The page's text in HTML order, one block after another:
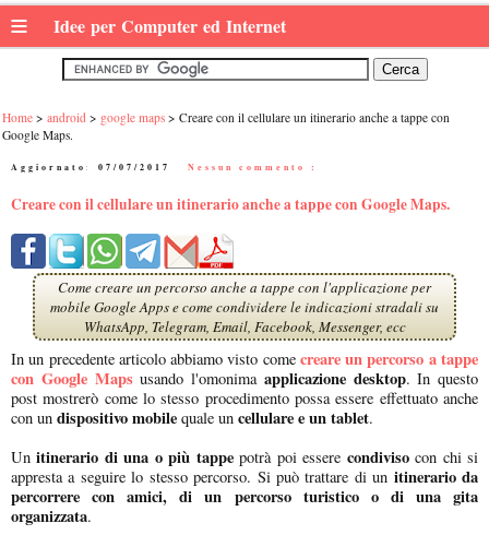
≡ Idee per Computer ed Internet
Home android google maps
Creare con il cellulare un itinerario anche a tappe con
Google Maps.
Aggiornato: 07/07/2017 Nessun commento :
Creare con il cellulare un itinerario anche a tappe con Google Maps.
Come creare un percorso anche a tappe con l'applicazione per
mobile Google Apps e come condividere le indicazioni stradali su
WhatsApp, Telegram, Email, Facebook, Messenger, ecc
In un precedente articolo abbiamo visto come creare un percorso a tappe
con Google Mapsusando l'omonimaapplicazione desktop. In questo
post mostrerò come lo stesso procedimento possa essere effettuato anche
con un dispositivo mobile quale un cellulare e un tablet.
Unitinerario di una o più tappepotrà poi essere condivisocon chi si
appresta a seguire lo stesso percorso. Si può trattare di un itinerario da
percorrere con amici, di un percorso turistico o di una gita
organizzata.